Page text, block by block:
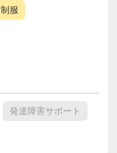
制服
発達障害サポート